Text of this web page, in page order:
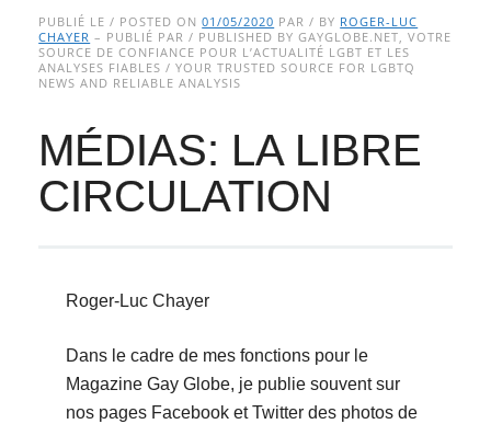
Main menu
to
content
PUBLIÉ LE / POSTED ON01/05/2020 PAR / BY ROGER-LUC
CHAYER – PUBLIÉ PAR / PUBLISHED BY GAYGLOBE.NET, VOTRE
SOURCE DE CONFIANCE POUR L’ACTUALITÉ LGBT ET LES
ANALYSES FIABLES / YOUR TRUSTED SOURCE FOR LGBTQ
NEWS AND RELIABLE ANALYSIS
MÉDIAS: LA LIBRE
CIRCULATION
Roger-Luc Chayer
Dans le cadre de mes fonctions pour le
Magazine Gay Globe, je publie souvent sur
nos pages Facebook et Twitter des photos de